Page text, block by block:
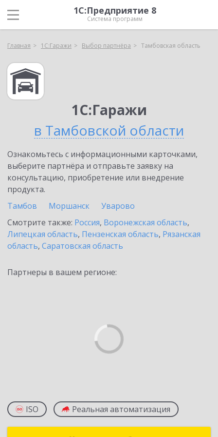
1С:Предприятие 8
Система программ
Главная 1С:Гаражи Выбор партнёра Тамбовская область
1С:Гаражи
в Тамбовской области
Ознакомьтесь с информационными карточками,
выберите партнёра и отправьте заявку на
консультацию, приобретение или внедрение
продукта.
Тамбов
Моршанск
Уварово
Смотрите также: Россия, Воронежская область,
Липецкая область, Пензенская область, Рязанская
область, Саратовская область
Партнеры в вашем регионе:
ISO Реальная автоматизация